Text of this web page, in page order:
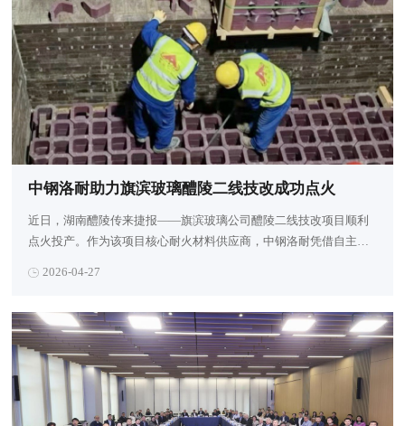
中钢洛耐助力旗滨玻璃醴陵二线技改成功点火
近日，湖南醴陵传来捷报——旗滨玻璃公司醴陵二线技改项目顺利
点火投产。作为该项目核心耐火材料供应商，中钢洛耐凭借自主研
供了关键材料支撑，助力生产线实现绿色化、高效化运行。
2026-04-27